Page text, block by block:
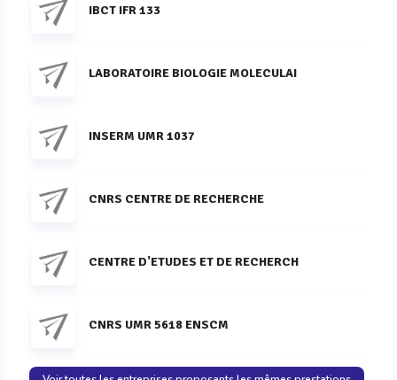
IBCT IFR 133
LABORATOIRE BIOLOGIE MOLECULAI
INSERM UMR 1037
CNRS CENTRE DE RECHERCHE
CENTRE D'ETUDES ET DE RECHERCH
CNRS UMR 5618 ENSCM